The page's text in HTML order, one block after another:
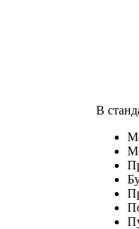
В